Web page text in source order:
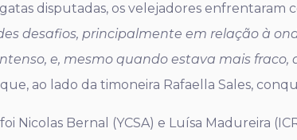
disputadas, os velejadores enfrentaram
desafios, principalmente em relação à
e, mesmo quando estava mais
que, ao lado da timoneira Rafaella Sales,
Nicolas Bernal (YCSA) e Luísa Madureira